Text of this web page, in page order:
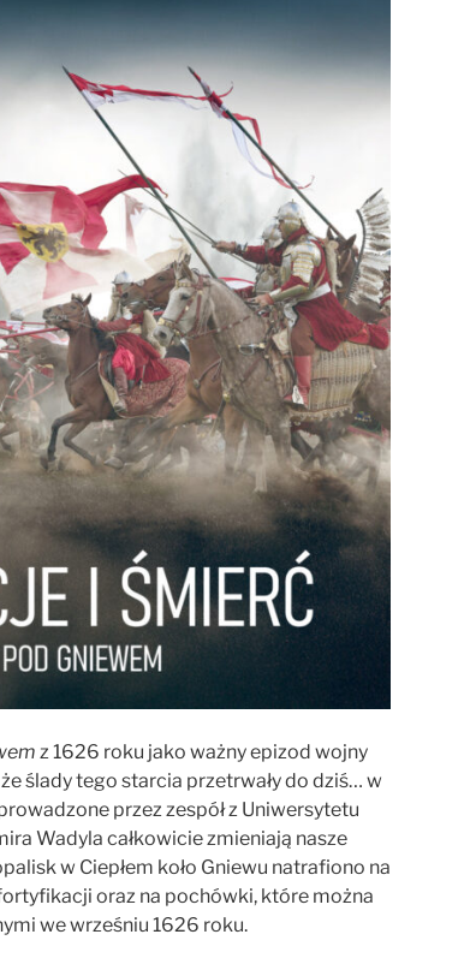
z 1626 roku jako ważny epizod wojny
ślady tego starcia przetrwały do dziś… w
przez zespół z Uniwersytetu
Wadyla całkowicie zmieniają nasze
w Ciepłem koło Gniewu natrafiono na
oraz na pochówki, które można
we wrześniu 1626 roku.